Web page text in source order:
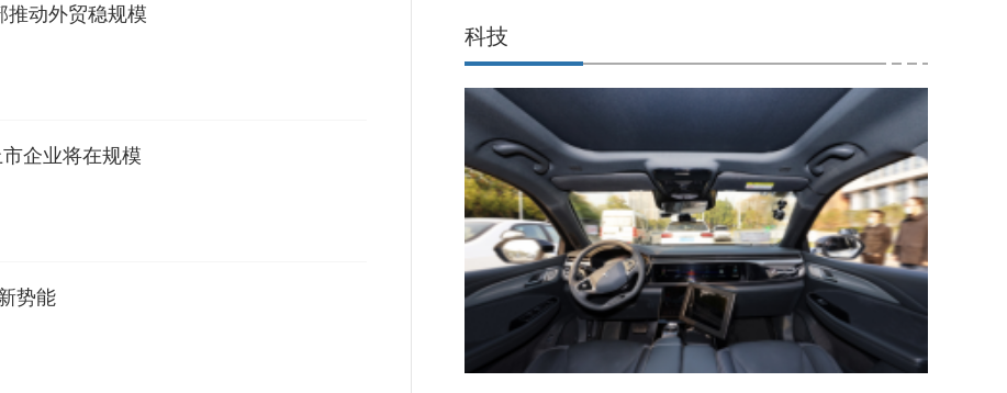
推动外贸稳规模
企业将在规模
势能
科技